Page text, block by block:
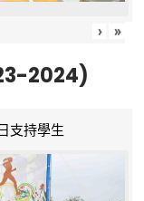
› »
2024)
支持學生